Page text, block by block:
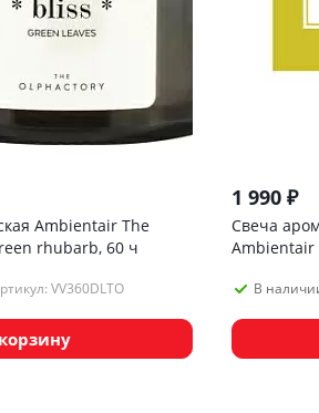
Ambientair The
rhubarb, 60 ч
VV360DLTO
1 990 ₽
Свеча
Ambientair
В